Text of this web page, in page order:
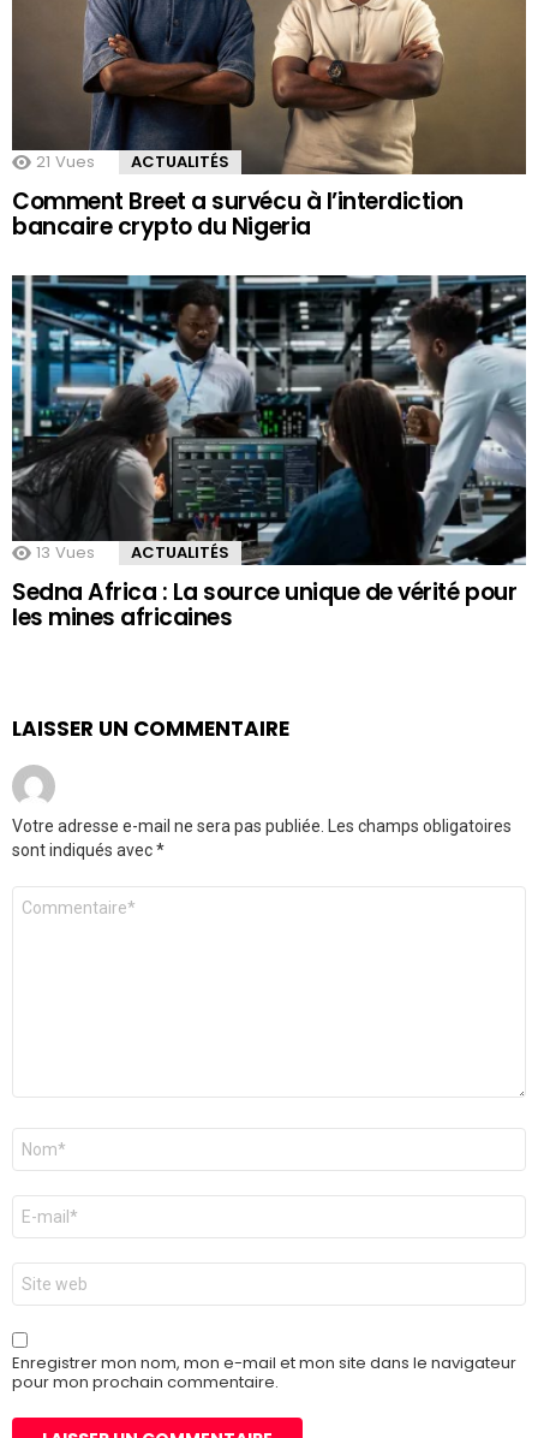
21 Vues ACTUALITÉS
Comment Breet a survécu à l’interdiction
bancaire crypto du Nigeria
13 Vues ACTUALITÉS
Sedna Africa : La source unique de vérité pour
les mines africaines
LAISSER UN COMMENTAIRE
Votre adresse e-mail ne sera pas publiée.
Les champs obligatoires
sont indiqués avec*
Commentaire
Nom
E-
mail
*
Site
web
Enregistrer mon nom, mon e-mail et mon site dans le navigateur
pour mon prochain commentaire.